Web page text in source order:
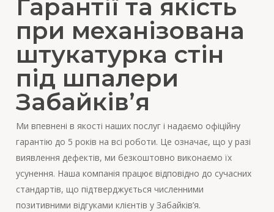
Гарантії та якість
при механізована
штукатурка стін
під шпалери
Забайків’я
Ми впевнені в якості наших послуг і надаємо офіційну
гарантію до 5 років на всі роботи. Це означає, що у разі
виявлення дефектів, ми безкоштовно виконаємо їх
усунення. Наша компанія працює відповідно до сучасних
стандартів, що підтверджується численними
позитивними відгуками клієнтів у Забайків’я.